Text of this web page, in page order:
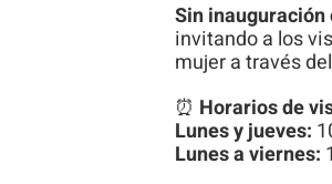
Sin
invitando a los
mujer a través
⏰ Horarios de
Lunes y jueves:
Lunes a viernes: